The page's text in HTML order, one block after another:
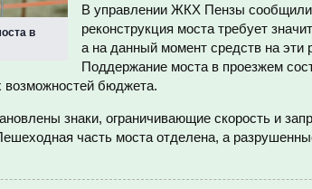
в
В управлении ЖКХ Пензы
реконструкция моста требует
а на данный момент средств на эти
Поддержание моста в проезжем
возможностей бюджета.
знаки, ограничивающие скорость и
часть моста отделена, а